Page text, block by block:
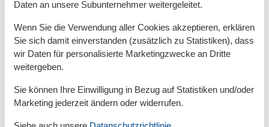
Backofen
Eierkocher
Gefrierfach
Grill
Kaffeemaschine
Kocher
Microwelle
Rührgerät
Daten an unsere Subunternehmer weitergeleitet.
Wenn Sie die Verwendung aller Cookies akzeptieren, erklären
Sie sich damit einverstanden (zusätzlich zu Statistiken), dass
wir Daten für personalisierte Marketingzwecke an Dritte
weitergeben.
Sie können Ihre Einwilligung in Bezug auf Statistiken und/oder
Marketing jederzeit ändern oder widerrufen.